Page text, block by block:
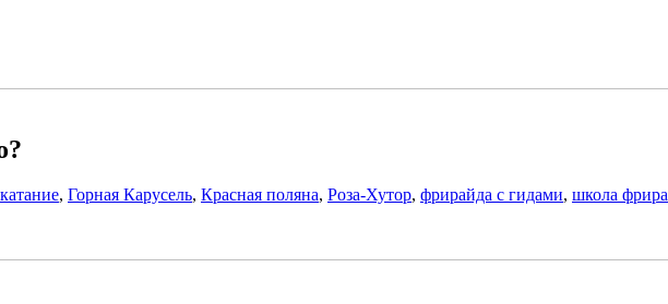
, Горная Карусель, Красная поляна, Роза-Хутор, фрирайда с гидами, школа